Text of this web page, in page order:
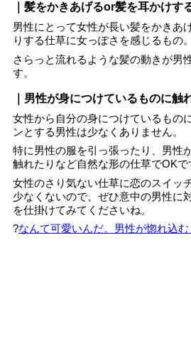
｜髪をかきあげるor髪を耳かけす
男性にとって女性が長い髪をかきあ
りする仕草に女っぽさを感じるもの。
さらっと流れるような髪の動きが男
す。
｜男性が身につけているものに触
女性から自分の身につけているもの
ンとする男性は少なくありません。
特に男性の服を引っ張ったり、男性
触れたりなど自然な形の仕草でOKで
女性のさり気ない仕草に恋のスイッ
少なくないので、ぜひ意中の男性に
を仕掛けてみてくださいね。
?なんて可愛いんだ。男性が惚れ込む